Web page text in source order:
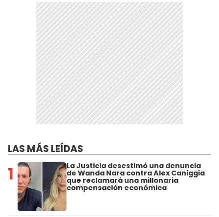
LAS MÁS LEÍDAS
1 La Justicia desestimó una denuncia
de Wanda Nara contra Alex Caniggia
que reclamará una millonaria
compensación económica